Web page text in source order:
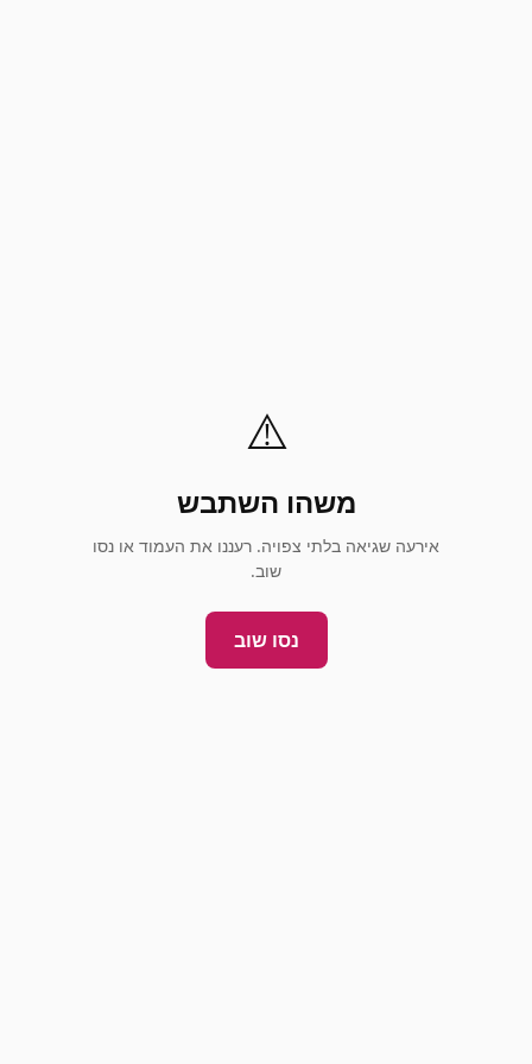
⚠️
משהו השתבש
אירעה שגיאה בלתי צפויה. רעננו את העמוד או נסו
שוב.
נסו שוב